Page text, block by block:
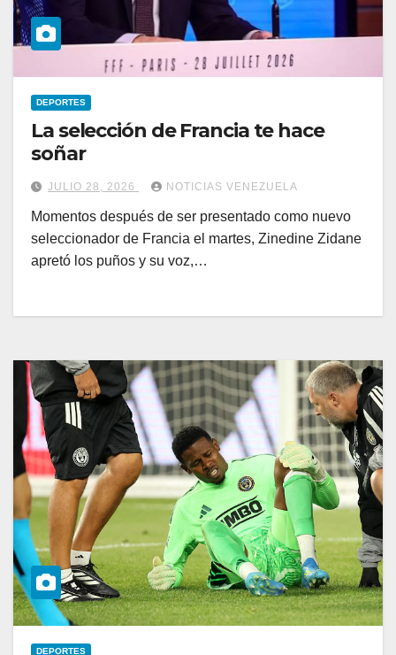
DEPORTES
La selección de Francia te hace
soñar
JULIO 28, 2026 NOTICIAS VENEZUELA
Momentos después de ser presentado como nuevo
seleccionador de Francia el martes, Zinedine Zidane
apretó los puños y su voz,…
DEPORTES